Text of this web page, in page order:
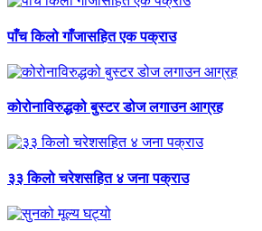
पाँच किलो गाँजासहित एक पक्राउ
कोरोनाविरुद्धको बुस्टर डोज लगाउन आग्रह
३३ किलो चरेशसहित ४ जना पक्राउ